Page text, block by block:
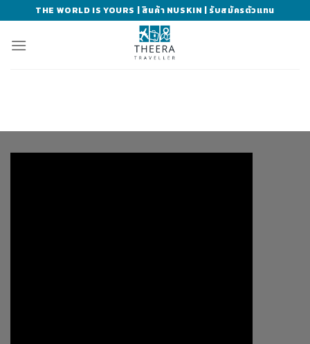
to
content
THE WORLD IS YOURS | สินค้า NUSKIN | รับสมัครตัวแทน